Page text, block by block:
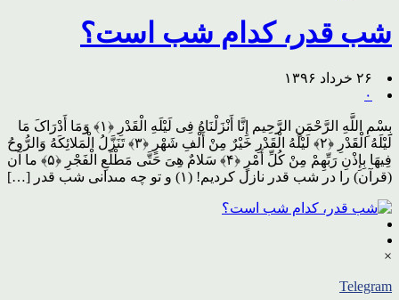
شب قدر، کدام شب است؟
۲۶ خرداد ۱۳۹۶
۰
بِسْمِ اللَّهِ الرَّحْمَنِ الرَّحِیم إِنَّا أَنْزَلْنَاهُ فِی لَیْلَهِ الْقَدْرِ ﴿١﴾ وَمَا أَدْرَاکَ مَا
لَیْلَهُ الْقَدْرِ ﴿٢﴾ لَیْلَهُ الْقَدْرِ خَیْرٌ مِنْ أَلْفِ شَهْرٍ ﴿٣﴾ تَنَزَّلُ الْمَلائِکَهُ وَالرُّوحُ
فِیهَا بِإِذْنِ رَبِّهِمْ مِنْ کُلِّ أَمْرٍ ﴿۴﴾ سَلامٌ هِیَ حَتَّى مَطْلَعِ الْفَجْرِ ﴿۵﴾ ما آن
(قرآن) را در شب قدر نازل کردیم! (۱) و تو چه مى‏دانى شب قدر […]
×
Telegram